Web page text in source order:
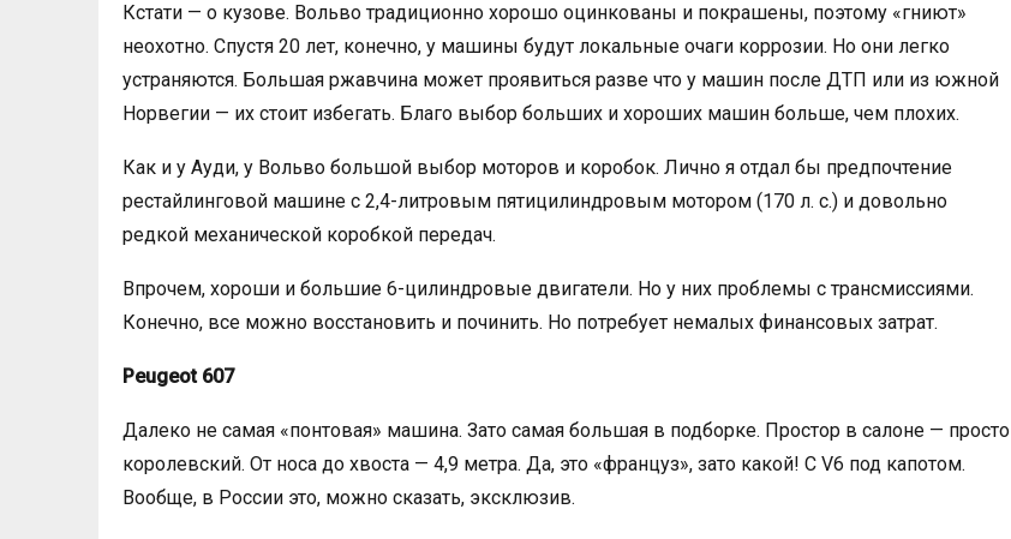
Кстати — о кузове. Вольво традиционно хорошо оцинкованы и покрашены, поэтому «гниют»
неохотно. Спустя 20 лет, конечно, у машины будут локальные очаги коррозии. Но они легко
устраняются. Большая ржавчина может проявиться разве что у машин после ДТП или из южной
Норвегии — их стоит избегать. Благо выбор больших и хороших машин больше, чем плохих.
Как и у Ауди, у Вольво большой выбор моторов и коробок. Лично я отдал бы предпочтение
рестайлинговой машине с 2,4-литровым пятицилиндровым мотором (170 л. с.) и довольно
редкой механической коробкой передач.
Впрочем, хороши и большие 6-цилиндровые двигатели. Но у них проблемы с трансмиссиями.
Конечно, все можно восстановить и починить. Но потребует немалых финансовых затрат.
Peugeot 607
Далеко не самая «понтовая» машина. Зато самая большая в подборке. Простор в салоне — просто
королевский. От носа до хвоста — 4,9 метра. Да, это «француз», зато какой! С V6 под капотом.
Вообще, в России это, можно сказать, эксклюзив.